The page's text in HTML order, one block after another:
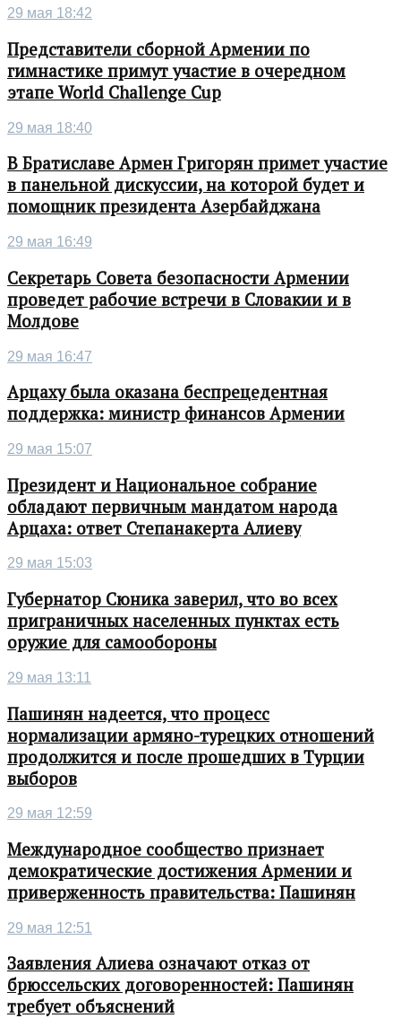
29 мая 18:42
Представители сборной Армении по
гимнастике примут участие в очередном
этапе World Challenge Cup
29 мая 18:40
В Братиславе Армен Григорян примет участие
в панельной дискуссии, на которой будет и
помощник президента Азербайджана
29 мая 16:49
Секретарь Совета безопасности Армении
проведет рабочие встречи в Словакии и в
Молдове
29 мая 16:47
Арцаху была оказана беспрецедентная
поддержка: министр финансов Армении
29 мая 15:07
Президент и Национальное собрание
обладают первичным мандатом народа
Арцаха: ответ Степанакерта Алиеву
29 мая 15:03
Губернатор Сюника заверил, что во всех
приграничных населенных пунктах есть
оружие для самообороны
29 мая 13:11
Пашинян надеется, что процесс
нормализации армяно-турецких отношений
продолжится и после прошедших в Турции
выборов
29 мая 12:59
Международное сообщество признает
демократические достижения Армении и
приверженность правительства: Пашинян
29 мая 12:51
Заявления Алиева означают отказ от
брюссельских договоренностей: Пашинян
требует объяснений